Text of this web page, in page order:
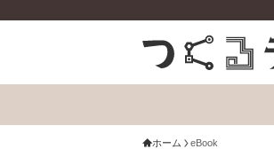
ホーム eBook